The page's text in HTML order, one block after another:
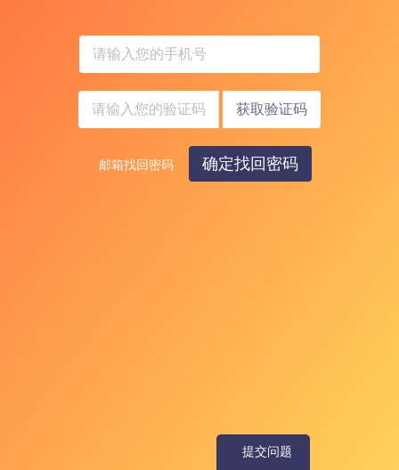
获取验证码
邮箱找回密码 确定找回密码
提交问题